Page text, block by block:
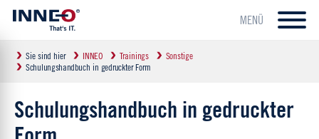
MENÜ
Sie sind hier INNEO Trainings
Sonstige
Schulungshandbuch in gedruckter Form
Schulungshandbuch in gedruckter